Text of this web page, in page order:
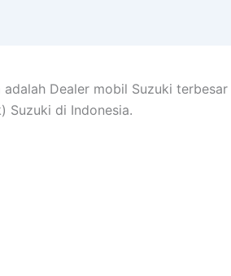
Dealer mobil Suzuki
Suzuki di Indonesia.